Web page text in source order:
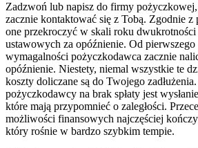
Zadzwoń lub napisz do firmy
zacznie kontaktować się z Tobą. Zgodnie z
one przekroczyć w skali roku
ustawowych za opóźnienie. Od
wymagalności pożyczkodawca zacznie
opóźnienie. Niestety, niemal wszystkie te
koszty doliczane są do Twojego
pożyczkodawcy na brak spłaty jest
które mają przypomnieć o zaległości.
możliwości finansowych najczęściej
który rośnie w bardzo szybkim tempie.